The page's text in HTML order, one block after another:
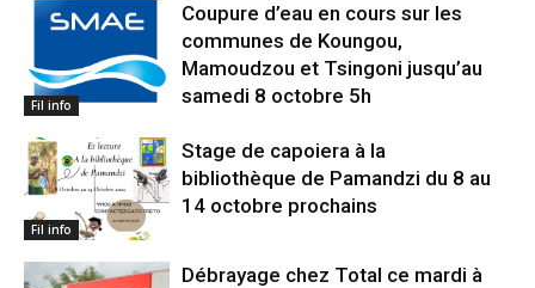
Fil info
Coupure d’eau en cours sur les
communes de Koungou,
Mamoudzou et Tsingoni jusqu’au
samedi 8 octobre 5h
Fil info
Stage de capoiera à la
bibliothèque de Pamandzi du 8 au
14 octobre prochains
Débrayage chez Total ce mardi à